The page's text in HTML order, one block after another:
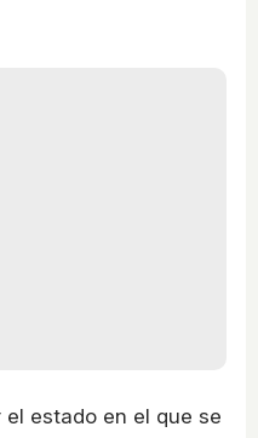
estado en el que se